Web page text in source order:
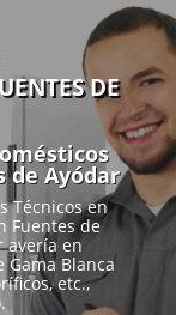
DE
de Ayódar
Técnicos en
Fuentes de
avería en
Blanca
etc.,